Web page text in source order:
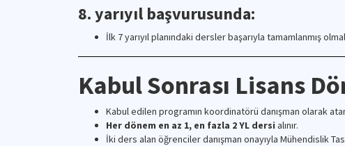
8. yarıyıl başvurusunda:
İlk 7 yarıyıl planındaki dersler başarıyla tamamlanmış
Kabul Sonrası Lisans
Kabul edilen programın koordinatörü danışman olarak
Her dönem en az 1, en fazla 2 YL dersi alınır.
İki ders alan öğrenciler danışman onayıyla Mühendislik